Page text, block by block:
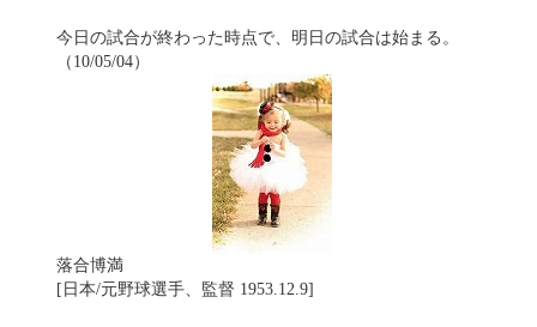
今日の試合が終わった時点で、明日の試合は始まる。
（10/05/04）
落合博満
[日本/元野球選手、監督 1953.12.9]